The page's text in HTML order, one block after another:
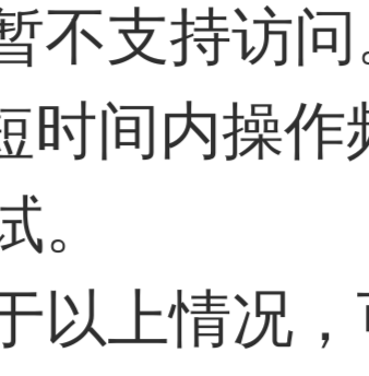
观照明企业
股份有限公司
不支持访问
时间内操作
。
以上情况